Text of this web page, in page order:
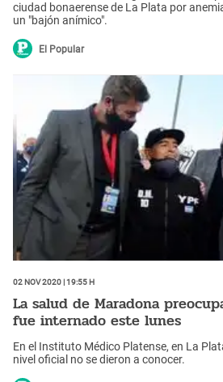
ciudad bonaerense de La Plata por
un "bajón anímico".
El Popular
02 Nov 2020 | 19:55 h
La salud de Maradona
fue internado este lunes
En el Instituto Médico Platense, en La
nivel oficial no se dieron a conocer.